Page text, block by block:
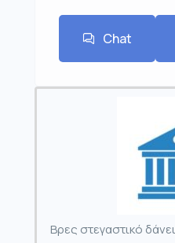
Chat
Βρες στεγαστικό